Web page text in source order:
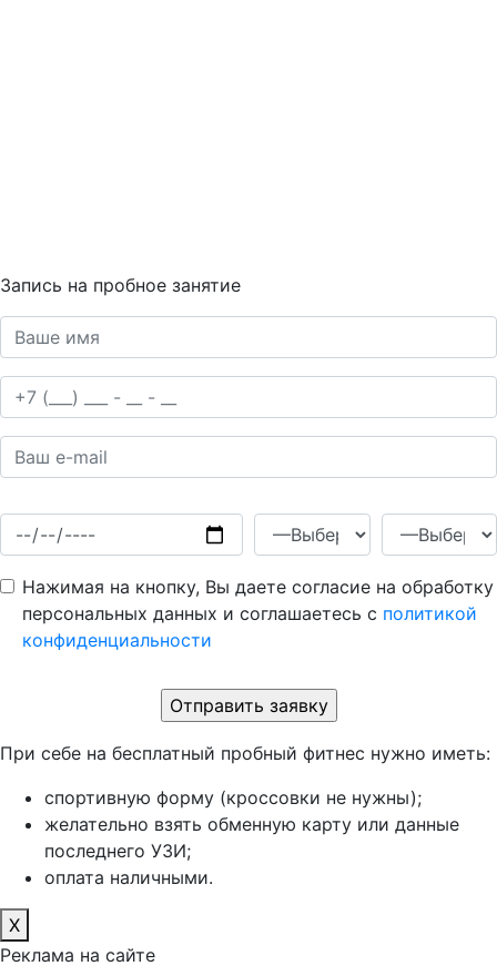
Запись на пробное занятие
Нажимая на кнопку, Вы даете согласие на обработку
персональных данных и соглашаетесь c политикой
конфиденциальности
При себе на бесплатный пробный фитнес нужно иметь:
спортивную форму (кроссовки не нужны);
желательно взять обменную карту или данные
последнего УЗИ;
оплата наличными.
X
Реклама на сайте